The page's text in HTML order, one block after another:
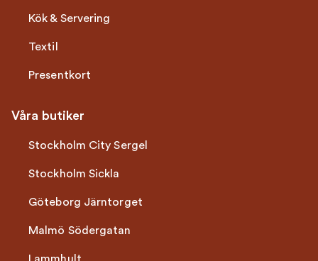
Kök & Servering
Textil
Presentkort
Våra butiker
Stockholm City Sergel
Stockholm Sickla
Göteborg Järntorget
Malmö Södergatan